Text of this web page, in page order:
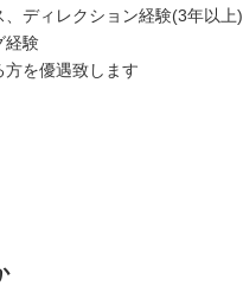
、ディレクション経験(3年以上)
経験
を優遇致します